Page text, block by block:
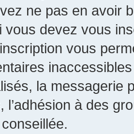
ne pas en avoir
vous devez vous
vous
la messagerie
l’adhésion à des